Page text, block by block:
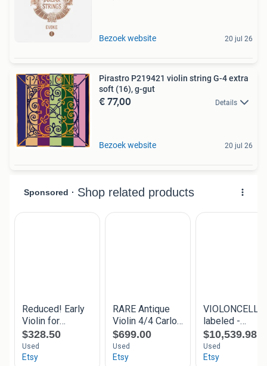
Bezoek website 20 jul 26
Pirastro P219421 violin string G-4 extra
soft (16), g-gut
€ 77,00 Details
Bezoek website 20 jul 26